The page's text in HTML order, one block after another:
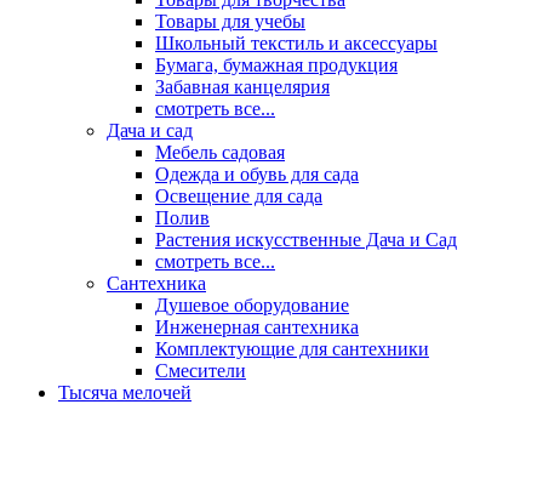
Товары для учебы
Школьный текстиль и аксессуары
Бумага, бумажная продукция
Забавная канцелярия
смотреть все...
Дача и сад
Мебель садовая
Одежда и обувь для сада
Освещение для сада
Полив
Растения искусственные Дача и Сад
смотреть все...
Сантехника
Душевое оборудование
Инженерная сантехника
Комплектующие для сантехники
Смесители
Тысяча мелочей